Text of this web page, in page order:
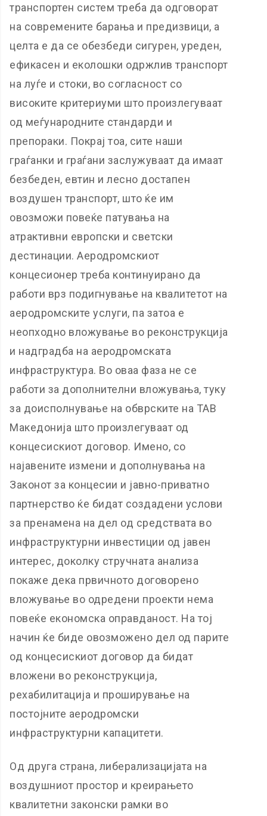
транспортен систем треба да одговорат
на современите барања и предизвици, а
целта е да се обезбеди сигурен, уреден,
ефикасен и еколошки одржлив транспорт
на луѓе и стоки, во согласност со
високите критериуми што произлегуваат
од меѓународните стандарди и
препораки. Покрај тоа, сите наши
граѓанки и граѓани заслужуваат да имаат
безбеден, евтин и лесно достапен
воздушен транспорт, што ќе им
овозможи повеќе патувања на
атрактивни европски и светски
дестинации. Аеродромскиот
концесионер треба континуирано да
работи врз подигнување на квалитетот на
аеродромските услуги, па затоа е
неопходно вложување во реконструкција
и надградба на аеродромската
инфраструктура. Во оваа фаза не се
работи за дополнителни вложувања, туку
за доисполнување на обврските на ТАВ
Македонија што произлегуваат од
концесискиот договор. Имено, со
најавените измени и дополнувања на
Законот за концесии и јавно-приватно
партнерство ќе бидат создадени услови
за пренамена на дел од средствата во
инфраструктурни инвестиции од јавен
интерес, доколку стручната анализа
покаже дека првичното договорено
вложување во одредени проекти нема
повеќе економска оправданост. На тој
начин ќе биде овозможено дел од парите
од концесискиот договор да бидат
вложени во реконструкција,
рехабилитација и проширување на
постојните аеродромски
инфраструктурни капацитети.
Од друга страна, либерализацијата на
воздушниот простор и креирањето
квалитетни законски рамки во